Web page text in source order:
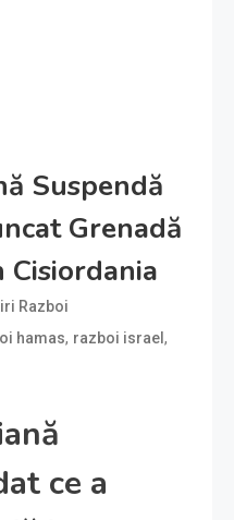
Suspendă
Grenadă
Cisiordania
Razboi
hamas, razboi israel ,
ce a